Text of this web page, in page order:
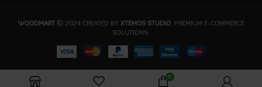
WOODMART 2024 CREATED BY XTEMOS STUDIO. PREMIUM E-COMMERCE
SOLUTIONS.
0